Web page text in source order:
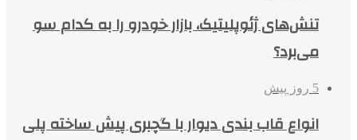
تنش‌های ژئوپلیتیک، بازار خودرو را به کدام سو
می‌برد؟
5 روز پیش
انواع قاب بندی دیوار با گچبری پیش ساخته پلی